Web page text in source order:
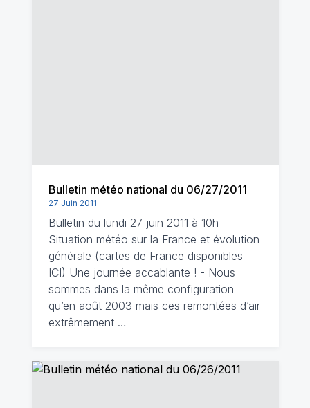
Bulletin météo national du 06/27/2011
27 Juin 2011
Bulletin du lundi 27 juin 2011 à 10h
Situation météo sur la France et évolution
générale (cartes de France disponibles
ICI) Une journée accablante ! - Nous
sommes dans la même configuration
qu’en août 2003 mais ces remontées d’air
extrêmement …